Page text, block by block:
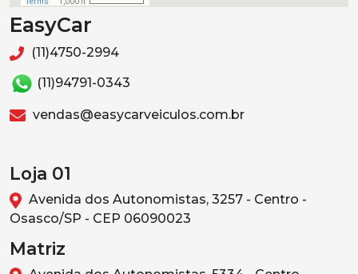
EasyCar
(11)4750-2994
(11)94791-0343
vendas@easycarveiculos.com.br
Loja 01
Avenida dos Autonomistas, 3257 - Centro -
Osasco/SP - CEP 06090023
Matriz